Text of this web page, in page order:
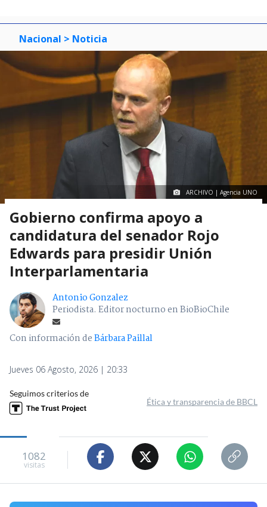
Nacional > Noticia
ARCHIVO | Agencia UNO
Gobierno confirma apoyo a
candidatura del senador Rojo
Edwards para presidir Unión
Interparlamentaria
Antonio Gonzalez
Periodista. Editor nocturno en BioBioChile
Con información deBárbara Paillal
Jueves 06 Agosto, 2026 | 20:33
Seguimos criterios de
Ética y transparencia de BBCL
1082
visitas